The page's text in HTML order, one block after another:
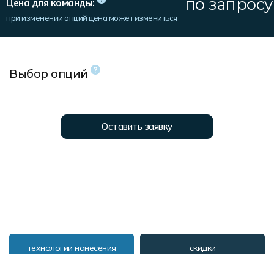
Цена для команды:
при изменении опций цена может измениться
по запросу
Выбор опций
Оставить заявку
технологии нанесения скидки
Другие виды спорта
Спортивная одежда
Мерч и сувенирка
Распродажа
Фото изделий
Наше производство
Реквизиты
Пошив формы для курьеров
Карта цветов
Таблица размеров
Маркировка и упаковка изделий
Пользовательское соглашение
Доставка